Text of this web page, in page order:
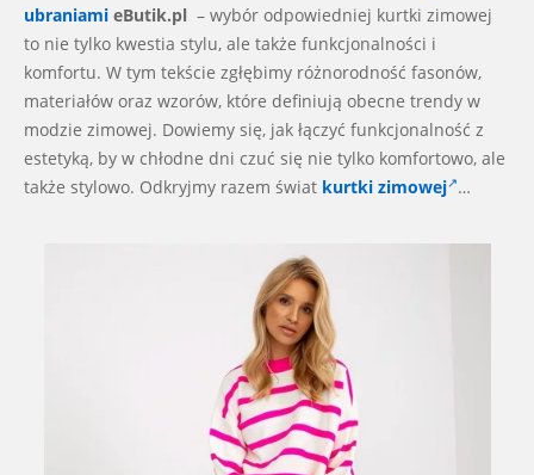
ubraniami eButik.pl – wybór odpowiedniej kurtki zimowej
to nie tylko kwestia stylu, ale także funkcjonalności i
komfortu. W tym tekście zgłębimy różnorodność fasonów,
materiałów oraz wzorów, które definiują obecne trendy w
modzie zimowej. Dowiemy się, jak łączyć funkcjonalność z
estetyką, by w chłodne dni czuć się nie tylko komfortowo, ale
także stylowo. Odkryjmy razem świat kurtki zimowej …